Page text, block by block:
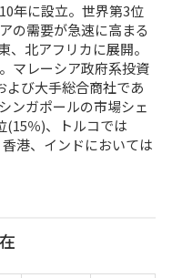
年に設立。世界第3位
の需要が急速に高まる
、北アフリカに展開。
マレーシア政府系投資
よび大手総合商社であ
ンガポールの市場シェ
(15％)、トルコでは
港、インドにおいては